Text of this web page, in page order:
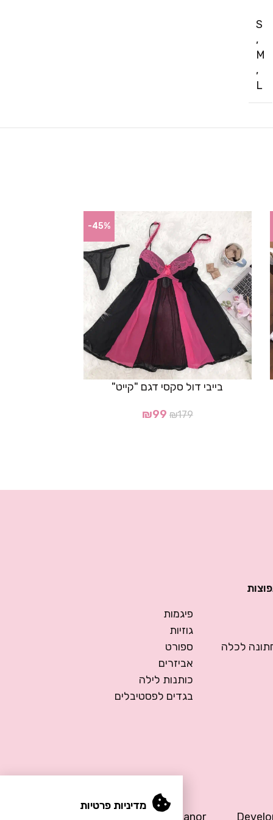
S
,
M
,
L
-45%
בייבי דול סקסי דגם "קייט"
₪179
₪99
לכלה
פיגמות
גוזיות
ספורט
אביזרים
כותנות לילה
בגדים לפסטיבלים
Design by Meital Manor
מדיניות פרטיות